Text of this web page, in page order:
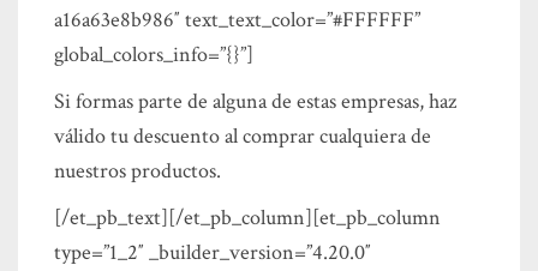
a16a63e8b986″ text_text_color=”#FFFFFF”
global_colors_info=”{}”]
Si formas parte de alguna de estas empresas, haz
válido tu descuento al comprar cualquiera de
nuestros productos.
[/et_pb_text][/et_pb_column][et_pb_column
type=”1_2″ _builder_version=”4.20.0″